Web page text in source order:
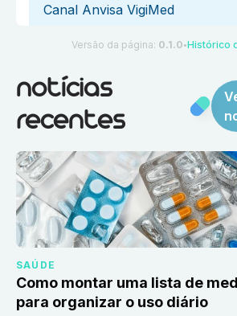
Canal Anvisa VigiMed
Versão da página: 0.1.0 ●Histórico
notícias
recentes
SAÚDE
Como montar uma lista de
para organizar o uso diário